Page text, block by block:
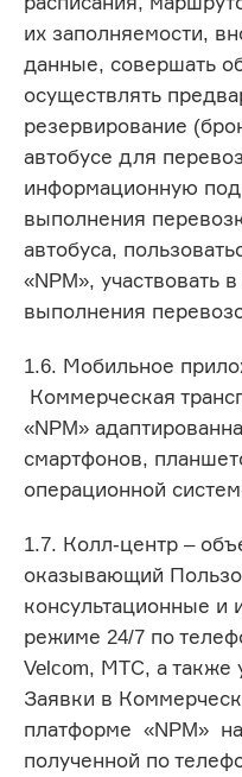
их заполняемости,
данные, совершать
осуществлять
резервирование
автобусе для
информационную
выполнения
автобуса,
«NPM», участвовать
выполнения
1.6. Мобильное
Коммерческая
«NPM»
смартфонов,
операционной
1.7. Колл-центр –
оказывающий
консультационные и
режиме 24/7 по
Velcom, МТС, а также
Заявки в
платформе «NPM»
полученной по